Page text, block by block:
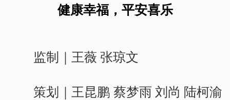
健康幸福，平安喜乐
监制｜王薇 张琼文
策划｜王昆鹏 蔡梦雨 刘尚 陆柯渝